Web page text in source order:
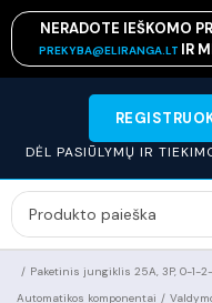
NERADOTE IEŠKOMO
PREKYBA@ELIRANGA.LT IR
DĖL PASIŪLYMŲ IR
Paketinis jungiklis 25A, 3P, 0-1-
/
/
Automatikos komponentai